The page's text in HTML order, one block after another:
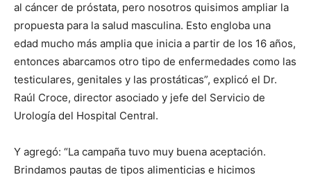
al cáncer de próstata, pero nosotros quisimos ampliar la
propuesta para la salud masculina. Esto engloba una
edad mucho más amplia que inicia a partir de los 16 años,
entonces abarcamos otro tipo de enfermedades como las
testiculares, genitales y las prostáticas”, explicó el Dr.
Raúl Croce, director asociado y jefe del Servicio de
Urología del Hospital Central.
Y agregó: “La campaña tuvo muy buena aceptación.
Brindamos pautas de tipos alimenticias e hicimos